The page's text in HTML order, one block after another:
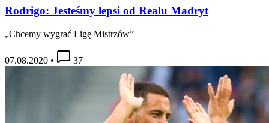
Rodrigo: Jesteśmy lepsi od Realu Madryt
„Chcemy wygrać Ligę Mistrzów”
07.08.2020 • 37